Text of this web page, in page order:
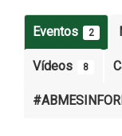
Eventos 2
Vídeos 8